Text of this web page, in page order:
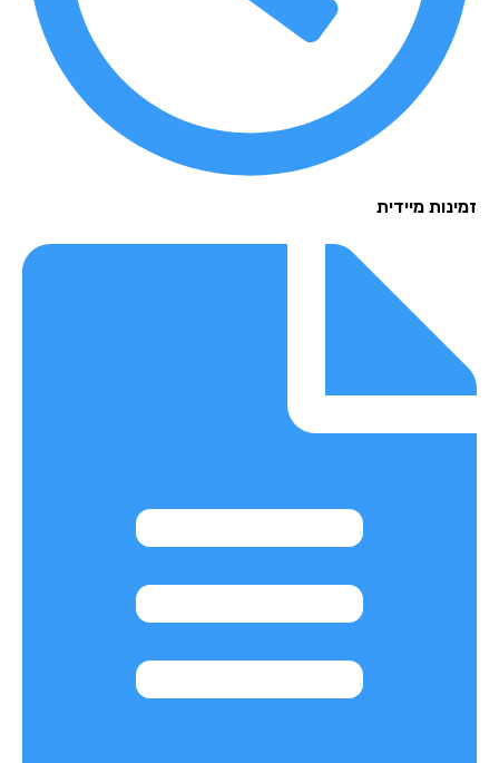
מיידית